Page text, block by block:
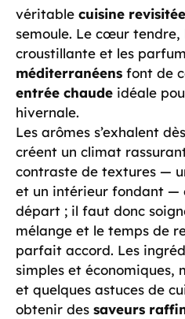
véritable cuisine revisitée
semoule. Le cœur
croustillante et les
méditerranéens font de
entrée chaude idéale
hivernale.
Les arômes s’exhalent
créent un climat
contraste de textures —
et un intérieur fondant —
départ ; il faut donc
mélange et le temps de
parfait accord. Les
simples et économiques,
et quelques astuces de
obtenir des saveurs